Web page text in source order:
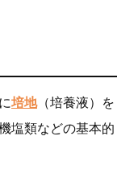
培地（培養液）を
塩類などの基本的